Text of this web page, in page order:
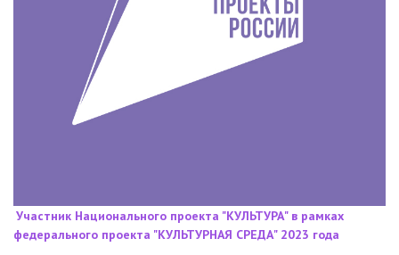
Участник Национального проекта "КУЛЬТУРА" в рамках
федерального проекта "КУЛЬТУРНАЯ СРЕДА" 2023 года